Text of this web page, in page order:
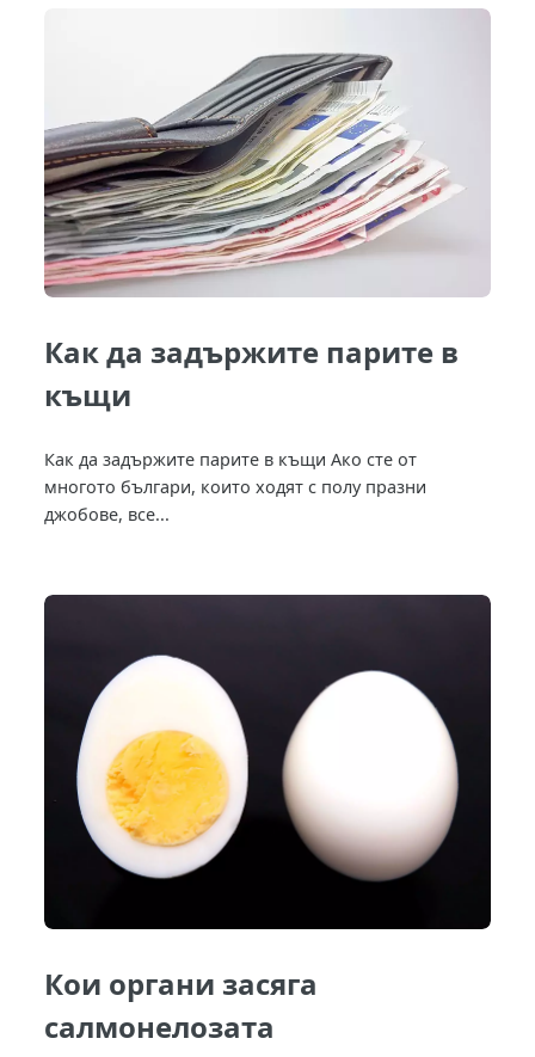
Как да задържите парите в
къщи
Как да задържите парите в къщи Ако сте от
многото българи, които ходят с полу празни
джобове, все...
Кои органи засяга
салмонелозата